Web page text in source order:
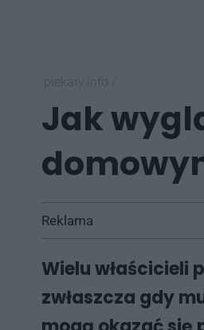
Jak
Reklama
Wielu właścicieli
zwłaszcza gdy